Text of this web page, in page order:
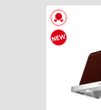
фильтры:
Механическое
понятно
поэтому с
общий язык